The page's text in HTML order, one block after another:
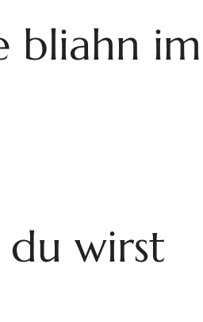
bliahn im
du wirst